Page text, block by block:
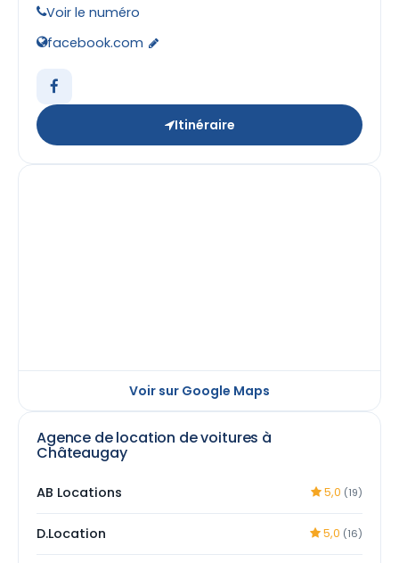
Voir le numéro
facebook.com
Itinéraire
Voir sur Google Maps
Agence de location de voitures à
Châteaugay
AB Locations 5,0 (19)
D.Location 5,0 (16)